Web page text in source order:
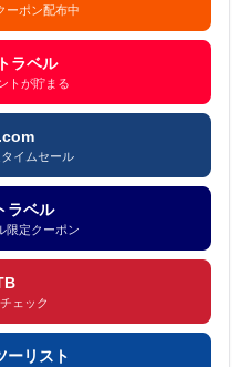
ーポン配布中
ラベル
トが貯まる
イムセール
ラベル
限定クーポン
ェック
ーリスト